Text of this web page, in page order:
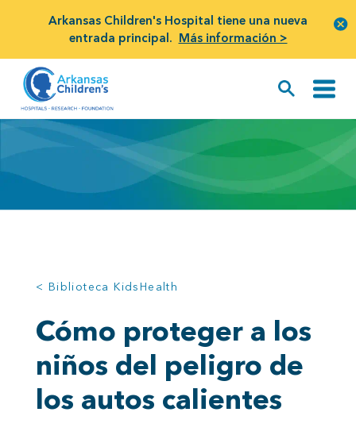
Arkansas Children's Hospital tiene una nueva
entrada principal. Más información >
< Biblioteca KidsHealth
Cómo proteger a los
niños del peligro de
los autos calientes